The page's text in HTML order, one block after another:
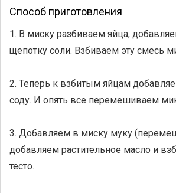
Способ приготовления
1. В миску разбиваем яйца,
щепотку соли. Взбиваем эту смесь
2. Теперь к взбитым яйцам
соду. И опять все перемешиваем
3. Добавляем в миску муку
добавляем растительное масло и
тесто.